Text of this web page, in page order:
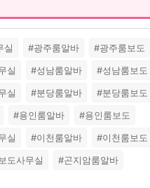
실 #광주룸알바
#광주룸보도
실 #성남룸알바
#성남룸보도
실 #분당룸알바
#분당룸보도
#용인룸알바
#용인룸보도
실 #이천룸알바
#이천룸보도
도사무실
#곤지암룸알바